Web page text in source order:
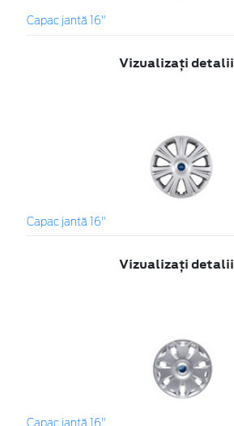
Capac jantă 16"
Vizualizați detalii
Capac jantă 16"
Vizualizați detalii
Capac jantă 16"